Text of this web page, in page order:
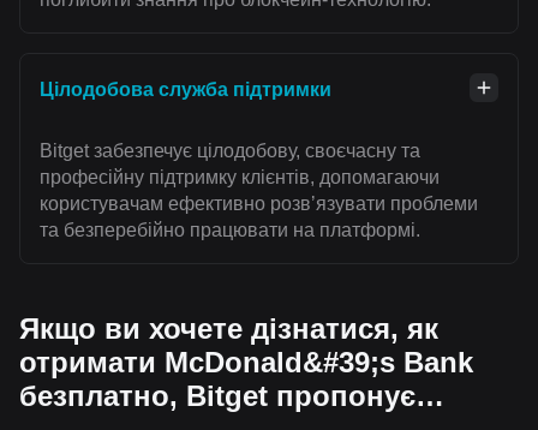
Цілодобова служба підтримки
Bitget забезпечує цілодобову, своєчасну та
професійну підтримку клієнтів, допомагаючи
користувачам ефективно розвʼязувати проблеми
та безперебійно працювати на платформі.
Якщо ви хочете дізнатися, як
отримати McDonald&#39;s Bank
безплатно, Bitget пропонує…